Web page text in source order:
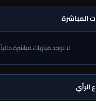
المباشرة
لا توجد مباريات مباشرة حالياً
الرأي